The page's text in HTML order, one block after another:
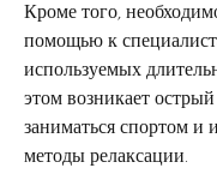
Кроме того,
помощью к
используемых
этом возникает
заниматься спортом и
методы релаксации.